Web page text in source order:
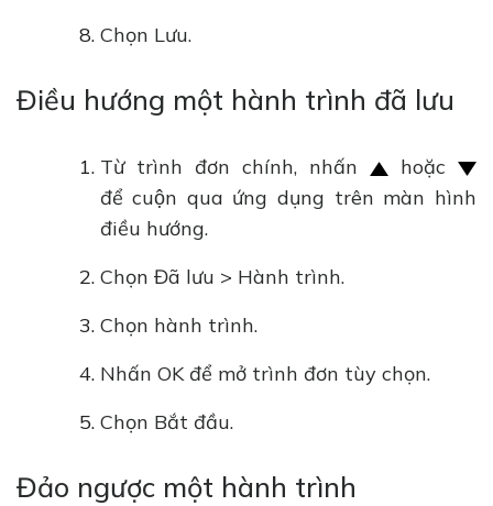
Chọn Lưu.
Điều hướng một hành trình đã lưu
Từ trình đơn chính, nhấn
hoặc
để cuộn qua ứng dụng trên màn hình
điều hướng.
Chọn Đã lưu > Hành trình.
Chọn hành trình.
Nhấn OK để mở trình đơn tùy chọn.
Chọn Bắt đầu.
Đảo ngược một hành trình